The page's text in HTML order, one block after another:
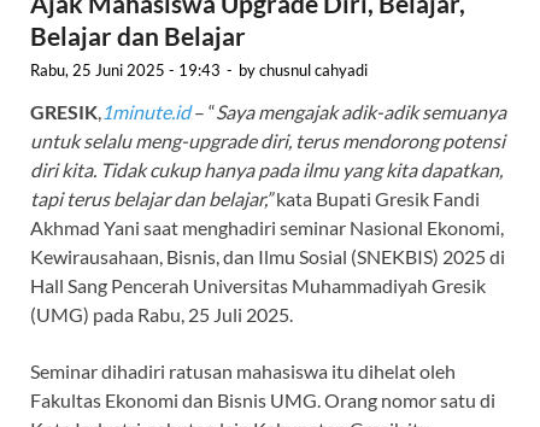
Belajar dan Belajar
Rabu, 25 Juni 2025 - 19:43 - bychusnul cahyadi
GRESIK, 1minute.id– “Saya mengajak adik-adik semuanya
untuk selalu meng-upgrade diri, terus mendorong potensi
diri kita. Tidak cukup hanya pada ilmu yang kita dapatkan,
tapi terus belajar dan belajar,”kata Bupati Gresik Fandi
Akhmad Yani saat menghadiri seminar Nasional Ekonomi,
Kewirausahaan, Bisnis, dan Ilmu Sosial (SNEKBIS) 2025 di
Hall Sang Pencerah Universitas Muhammadiyah Gresik
(UMG) pada Rabu, 25 Juli 2025.
Seminar dihadiri ratusan mahasiswa itu dihelat oleh
Fakultas Ekonomi dan Bisnis UMG. Orang nomor satu di